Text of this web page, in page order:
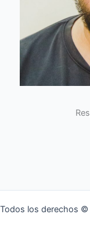
Todos los derechos